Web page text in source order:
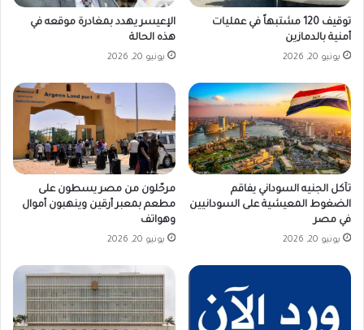
توقيف 120 مشتبهاً في عمليات
أمنية بالدمازين
يونيو 20, 2026
الإعيسر يهدد بمغادرة موقعه في
هذه الحالة
يونيو 20, 2026
تآكل الجنيه السوداني يفاقم
الضغوط المعيشية على السودانيين
في مصر
يونيو 20, 2026
مرحّلون من مصر يسطون على
مطعم بمعبر أرقين وينهبون أموال
وهواتف
يونيو 20, 2026